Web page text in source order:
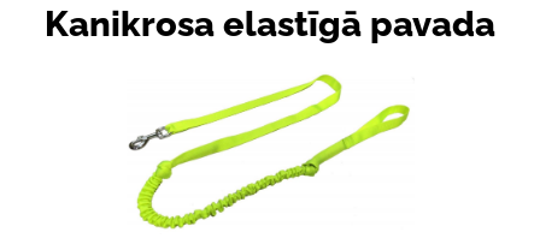
Kanikrosa elastīgā pavada